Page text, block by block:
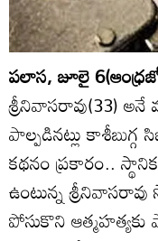
పలాస, జూలై
శ్రీనివాసరావు(33) అనే
పాల్పడినట్లు
కథనం ప్రకారం..
ఉంటున్న
పోసుకొని